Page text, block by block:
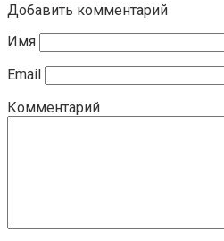
Добавить комментарий
Имя
Email
Комментарий